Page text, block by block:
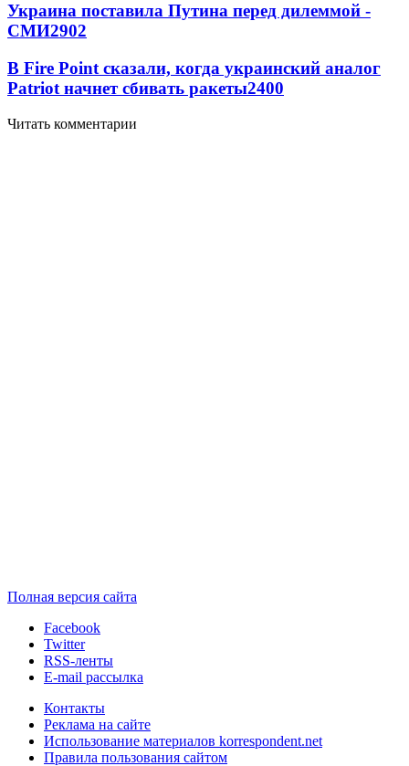
Украина поставила Путина перед дилеммой -
СМИ2902
В Fire Point сказали, когда украинский аналог
Patriot начнет сбивать ракеты2400
Читать комментарии
Полная версия сайта
Facebook
Twitter
RSS-ленты
E-mail рассылка
Контакты
Реклама на сайте
Использование материалов korrespondent.net
Правила пользования сайтом